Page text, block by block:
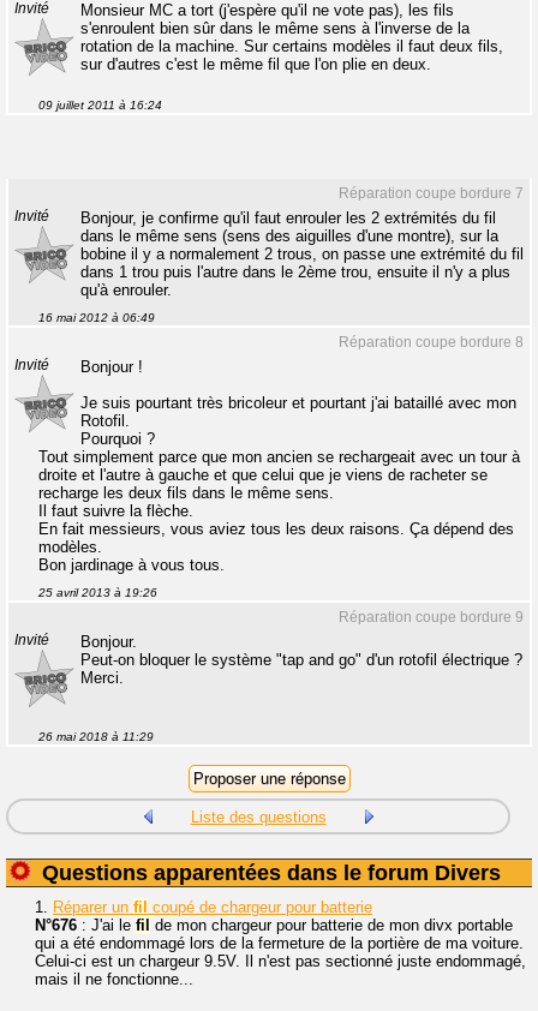
Invité
Monsieur MC a tort (j'espère qu'il ne vote pas), les fils
s'enroulent bien sûr dans le même sens à l'inverse de la
rotation de la machine. Sur certains modèles il faut deux fils,
sur d'autres c'est le même fil que l'on plie en deux.
09 juillet 2011 à 16:24
Réparation coupe bordure 7
Invité
Bonjour, je confirme qu'il faut enrouler les 2 extrémités du fil
dans le même sens (sens des aiguilles d'une montre), sur la
bobine il y a normalement 2 trous, on passe une extrémité du fil
dans 1 trou puis l'autre dans le 2ème trou, ensuite il n'y a plus
qu'à enrouler.
16 mai 2012 à 06:49
Réparation coupe bordure 8
Invité
Bonjour !
Je suis pourtant très bricoleur et pourtant j'ai bataillé avec mon
Rotofil.
Pourquoi ?
Tout simplement parce que mon ancien se rechargeait avec un tour à
droite et l'autre à gauche et que celui que je viens de racheter se
recharge les deux fils dans le même sens.
Il faut suivre la flèche.
En fait messieurs, vous aviez tous les deux raisons. Ça dépend des
modèles.
Bon jardinage à vous tous.
25 avril 2013 à 19:26
Réparation coupe bordure 9
Invité
Bonjour.
Peut-on bloquer le système "tap and go" d'un rotofil électrique ?
Merci.
26 mai 2018 à 11:29
Liste des questions
Questions apparentées dans le forum Divers
1. Réparer un fil coupé de chargeur pour batterie
N°676 : J'ai le fil de mon chargeur pour batterie de mon divx portable
qui a été endommagé lors de la fermeture de la portière de ma voiture.
Celui-ci est un chargeur 9.5V. Il n'est pas sectionné juste endommagé,
mais il ne fonctionne...